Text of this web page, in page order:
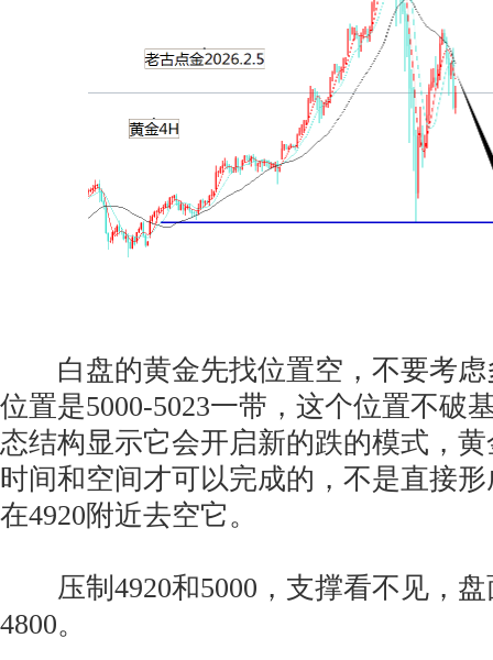
白盘的黄金先找位置空，不要考虑
位置是5000-5023一带，这个位置不破
态结构显示它会开启新的跌的模式，
时间和空间才可以完成的，不是直接
在4920附近去空它。
压制4920和5000，支撑看不见，盘
4800。